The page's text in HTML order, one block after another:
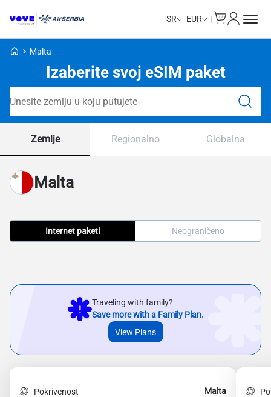
SR EUR
Voye početna stranica
Malta
Izaberite svoj eSIM paket
Zemlje Regionalno Globalna
Malta
Internet paketi Neograničeno
Traveling with family?
Save more with a Family Plan.
View Plans
Pokrivenost Malta